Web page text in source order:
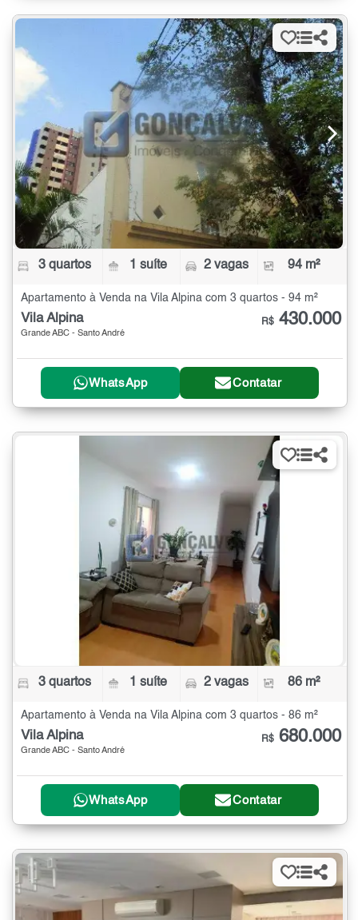
3 quartos 1 suíte 2 vagas 94 m²
Apartamento à Venda na Vila Alpina com 3 quartos - 94 m²
Vila Alpina
Grande ABC - Santo André
R$ 430.000
WhatsApp Contatar
3 quartos 1 suíte 2 vagas 86 m²
Apartamento à Venda na Vila Alpina com 3 quartos - 86 m²
Vila Alpina
Grande ABC - Santo André
R$ 680.000
WhatsApp Contatar